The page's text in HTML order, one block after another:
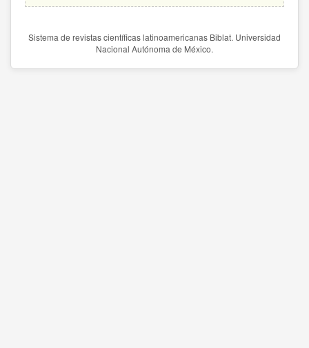
Sistema de revistas científicas latinoamericanas Biblat. Universidad
Nacional Autónoma de México.